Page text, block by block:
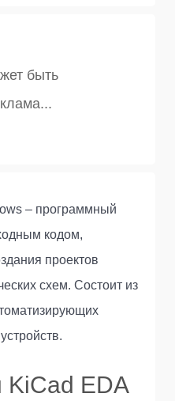
– программный
кодом,
проектов
схем. Состоит из
KiCad EDA